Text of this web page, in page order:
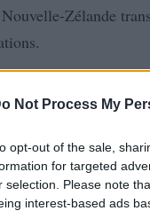
Not Process My
opt-out of the sale,
for targeted
selection. Please note
interest-based ads
Zélande